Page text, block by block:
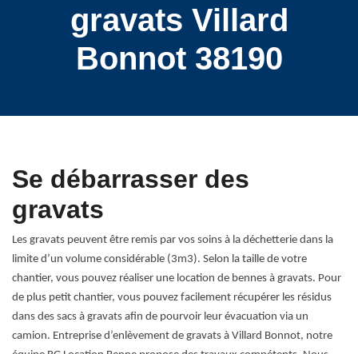
gravats Villard
Bonnot 38190
Se débarrasser des
gravats
Les gravats peuvent être remis par vos soins à la déchetterie dans la
limite d’un volume considérable (3m3). Selon la taille de votre
chantier, vous pouvez réaliser une location de bennes à gravats. Pour
de plus petit chantier, vous pouvez facilement récupérer les résidus
dans des sacs à gravats afin de pourvoir leur évacuation via un
camion. Entreprise d’enlèvement de gravats à Villard Bonnot, notre